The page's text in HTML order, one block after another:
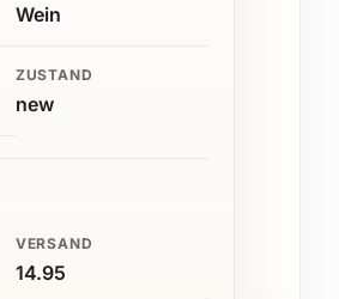
Wein
ZUSTAND
new
VERSAND
14.95